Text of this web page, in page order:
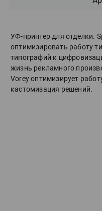
УФ-принтер для отделки.
оптимизировать работу
типографий к
жизнь рекламного
Vorey оптимизирует
кастомизация решений.